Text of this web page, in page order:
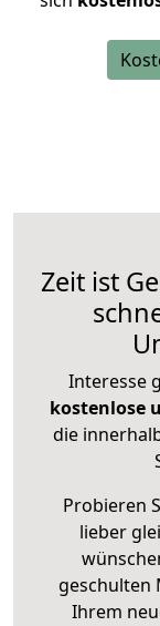
Zeit ist
Interesse
kostenlose
die
Probieren
lieber
geschulten
Ihrem